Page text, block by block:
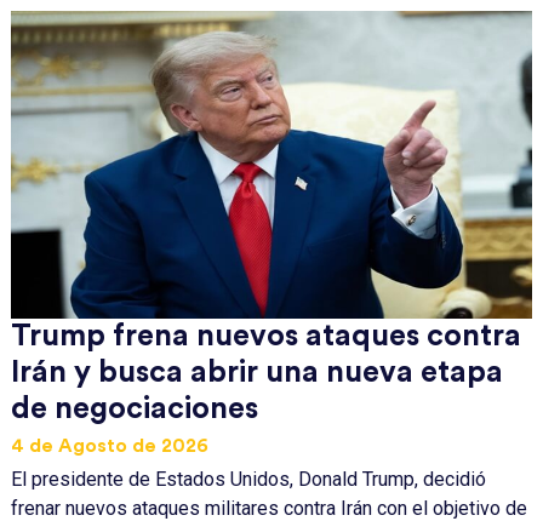
Trump frena nuevos ataques contra
Irán y busca abrir una nueva etapa
de negociaciones
4 de Agosto de 2026
El presidente de Estados Unidos, Donald Trump, decidió
frenar nuevos ataques militares contra Irán con el objetivo de